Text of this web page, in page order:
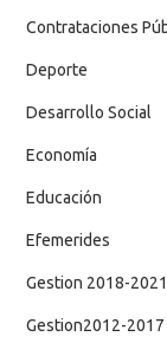
Contrataciones
Deporte
Desarrollo Social
Economía
Educación
Efemerides
Gestion 2018-2021
Gestion2012-2017